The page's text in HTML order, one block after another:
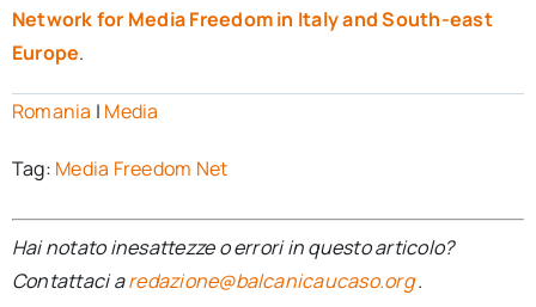
Network for Media Freedom in Italy and South-east
Europe.
Romania | Media
Tag: Media Freedom Net
Hai notato inesattezze o errori in questo articolo?
Contattaci aredazione@balcanicaucaso.org.